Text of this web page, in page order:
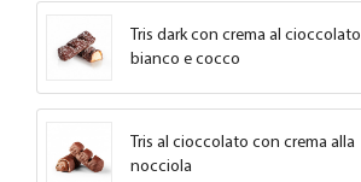
Tris dark con crema al cioccolato
bianco e cocco
Tris al cioccolato con crema alla
nocciola